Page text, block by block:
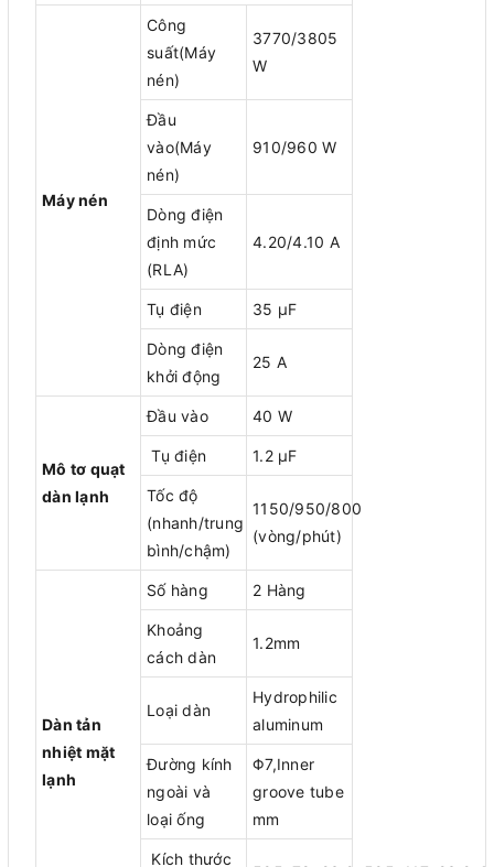
Máy nén
Công
suất(Máy
nén)
3770/3805
W
Đầu
vào(Máy
nén)
910/960 W
Dòng điện
định mức
(RLA)
4.20/4.10 A
Tụ điện 35 μF
Dòng điện
khởi động
25 A
Mô tơ quạt
dàn lạnh
Đầu vào 40 W
Tụ điện 1.2 μF
Tốc độ
(nhanh/trung
bình/chậm)
1150/950/800
(vòng/phút)
Dàn tản
nhiệt mặt
lạnh
Số hàng 2 Hàng
Khoảng
cách dàn
1.2mm
Loại dàn
Hydrophilic
aluminum
Đường kính
ngoài và
loại ống
Φ7,Inner
groove tube
mm
Kích thước